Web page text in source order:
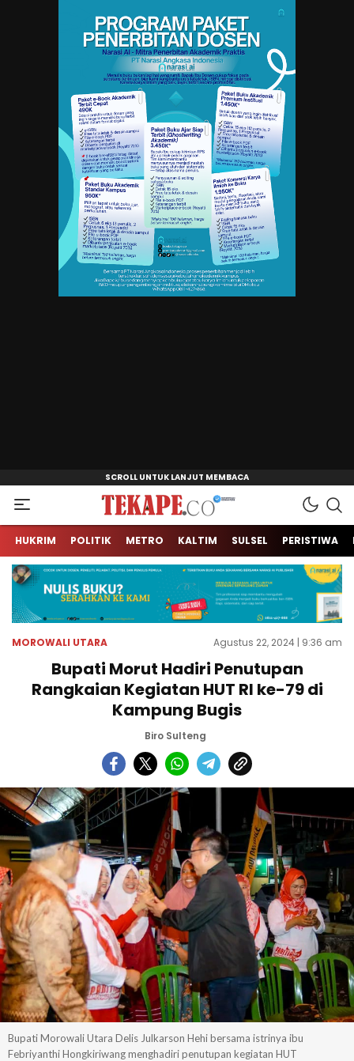
Tekape.co
Jendela Informasi Kita
HUKRIM POLITIK METRO KALTIM SULSEL PERISTIWA
MOROWALI UTARA Agustus 22, 2024 | 9:36 am
Bupati Morut Hadiri Penutupan
Rangkaian Kegiatan HUT RI ke-79 di
Kampung Bugis
Biro Sulteng
Bupati Morowali Utara Delis Julkarson Hehi bersama istrinya ibu
Febriyanthi Hongkiriwang menghadiri penutupan kegiatan HUT